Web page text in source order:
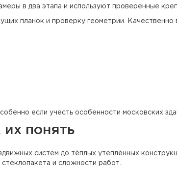
в два этапа и используют проверенные
планок и проверку геометрии.
если учесть особенности московских
понять
систем до тёплых утеплённых
и сложности работ.